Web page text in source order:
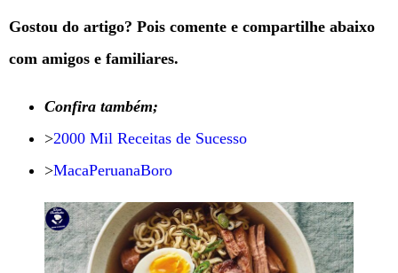
Gostou do artigo? Pois comente e compartilhe abaixo
com amigos e familiares.
Confira também;
>2000 Mil Receitas de Sucesso
>MacaPeruanaBoro